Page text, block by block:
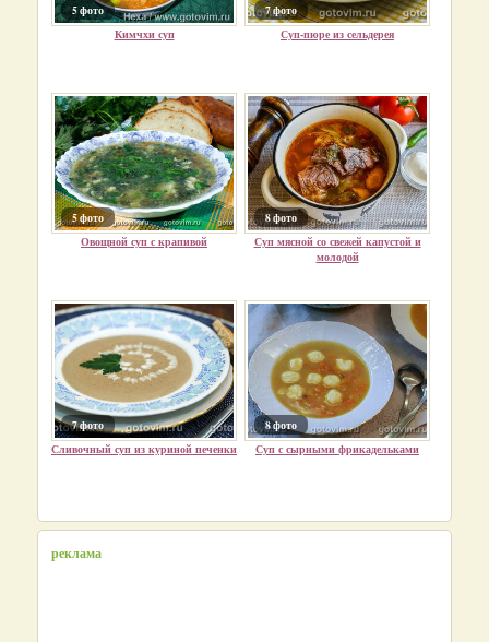
5 фото
Кимчхи суп
7 фото
Суп-пюре из сельдерея
5 фото
Овощной суп с крапивой
8 фото
Суп мясной со свежей капустой и
молодой
7 фото
Сливочный суп из куриной печенки
8 фото
Суп с сырными фрикадельками
реклама